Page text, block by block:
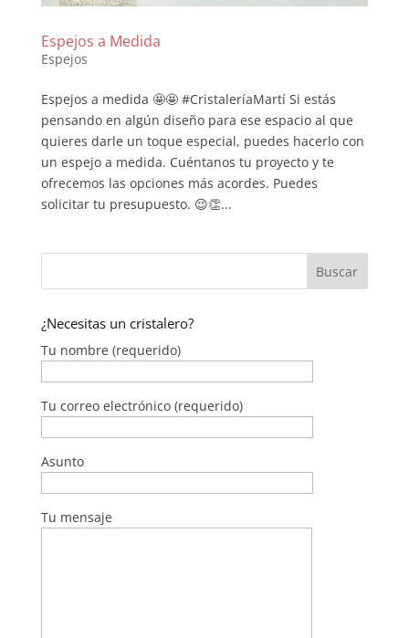
Espejos a Medida
Espejos
Espejos a medida 🤩🤩 #CristaleríaMartí Si estás
pensando en algún diseño para ese espacio al que
quieres darle un toque especial, puedes hacerlo con
un espejo a medida. Cuéntanos tu proyecto y te
ofrecemos las opciones más acordes. Puedes
solicitar tu presupuesto. 😉👏...
¿Necesitas un cristalero?
Tu nombre (requerido)
Tu correo electrónico (requerido)
Asunto
Tu mensaje